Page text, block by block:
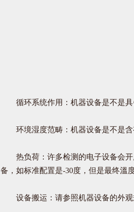
循环系统作用：机器设备是不是具
环境湿度范畴：机器设备是不是含
热负荷：许多检测的电子设备会开
备，如标准配置是-30度，但是最终溫
设备搬运：请参照机器设备的外观